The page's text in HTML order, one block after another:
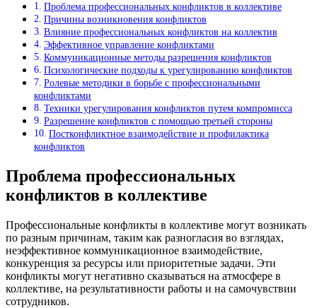
Проблема профессиональных конфликтов в коллективе
Причины возникновения конфликтов
Влияние профессиональных конфликтов на коллектив
Эффективное управление конфликтами
Коммуникационные методы разрешения конфликтов
Психологические подходы к урегулированию конфликтов
Ролевые методики в борьбе с профессиональными
конфликтами
Техники урегулирования конфликтов путем компромисса
Разрешение конфликтов с помощью третьей стороны
Постконфликтное взаимодействие и профилактика
конфликтов
Проблема профессиональных
конфликтов в коллективе
Профессиональные конфликты в коллективе могут возникать
по разным причинам, таким как разногласия во взглядах,
неэффективное коммуникационное взаимодействие,
конкуренция за ресурсы или приоритетные задачи. Эти
конфликты могут негативно сказываться на атмосфере в
коллективе, на результативности работы и на самочувствии
сотрудников.